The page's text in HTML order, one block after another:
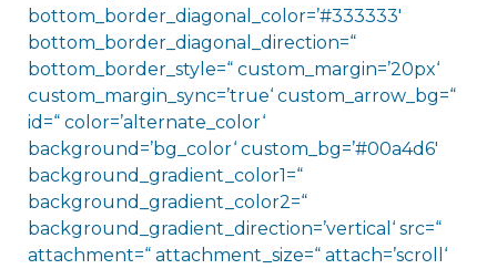
bottom_border_diagonal_color=’#333333′
bottom_border_diagonal_direction=“
bottom_border_style=“ custom_margin=’20px‘
custom_margin_sync=’true‘ custom_arrow_bg=“
id=“ color=’alternate_color‘
background=’bg_color‘ custom_bg=’#00a4d6′
background_gradient_color1=“
background_gradient_color2=“
background_gradient_direction=’vertical‘ src=“
attachment=“ attachment_size=“ attach=’scroll‘